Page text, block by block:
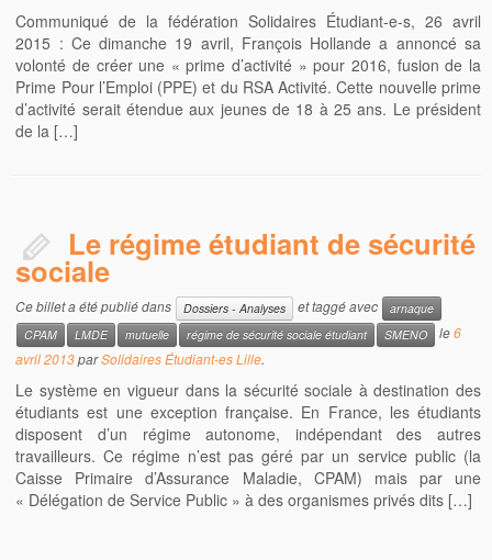
Communiqué de la fédération Solidaires Étudiant-e-s, 26 avril
2015 : Ce dimanche 19 avril, François Hollande a annoncé sa
volonté de créer une « prime d’activité » pour 2016, fusion de la
Prime Pour l’Emploi (PPE) et du RSA Activité. Cette nouvelle prime
d’activité serait étendue aux jeunes de 18 à 25 ans. Le président
de la […]
Le régime étudiant de sécurité
sociale
Ce billet a été publié dans Dossiers - Analyses et taggé avec
arnaque
CPAM
LMDE mutuelle régime de sécurité sociale étudiant SMENO le6
avril 2013parSolidaires Étudiant-es Lille.
Le système en vigueur dans la sécurité sociale à destination des
étudiants est une exception française. En France, les étudiants
disposent d’un régime autonome, indépendant des autres
travailleurs. Ce régime n’est pas géré par un service public (la
Caisse Primaire d’Assurance Maladie, CPAM) mais par une
« Délégation de Service Public » à des organismes privés dits […]